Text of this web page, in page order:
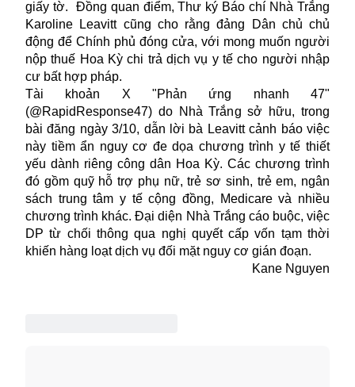
giấy tờ. Đồng quan điểm, Thư ký Báo chí Nhà Trắng
Karoline Leavitt cũng cho rằng đảng Dân chủ chủ
động để Chính phủ đóng cửa, với mong muốn người
nộp thuế Hoa Kỳ chi trả dịch vụ y tế cho người nhập
cư bất hợp pháp.
Tài khoản X "Phản ứng nhanh 47"
(@RapidResponse47) do Nhà Trắng sở hữu, trong
bài đăng ngày 3/10, dẫn lời bà Leavitt cảnh báo việc
này tiềm ẩn nguy cơ đe dọa chương trình y tế thiết
yếu dành riêng công dân Hoa Kỳ. Các chương trình
đó gồm quỹ hỗ trợ phụ nữ, trẻ sơ sinh, trẻ em, ngân
sách trung tâm y tế cộng đồng, Medicare và nhiều
chương trình khác. Đại diện Nhà Trắng cáo buộc, việc
DP từ chối thông qua nghị quyết cấp vốn tạm thời
khiến hàng loạt dịch vụ đối mặt nguy cơ gián đoạn.
Kane Nguyen